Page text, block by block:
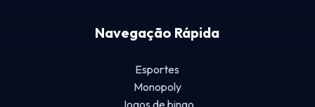
Navegação Rápida
Esportes
Monopoly
Jogos de bingo